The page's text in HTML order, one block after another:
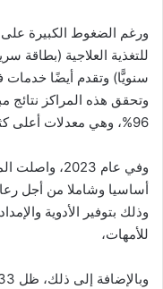
وتحقق هذه المراكز نتائج
96%، وهي معدلات أعلى كثيرًا من المعايير الدولية.
أساسيا وشاملا من أجل
وذلك بتوفير الأدوية
للأمهات،